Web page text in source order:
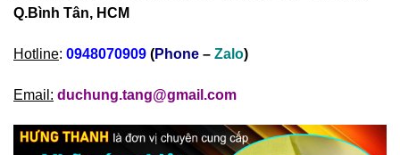
Q.Bình Tân, HCM
Hotline: 0948070909 (Phone – Zalo)
Email: duchung.tang@gmail.com